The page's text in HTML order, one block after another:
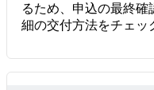
るため、申込の最終確
細の交付方法をチェッ